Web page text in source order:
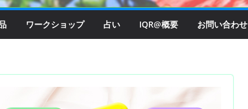
ワークショップ 占い IQR@概要 お問い合わせ